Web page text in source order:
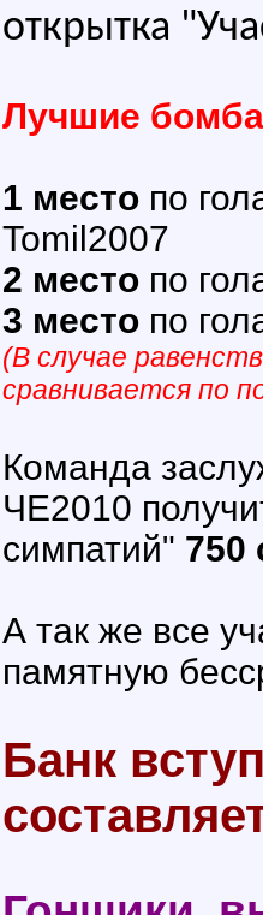
открытка
Лучшие
1 место по
Tomil2007
2 место по
3 место по
(В случае
сравнивается по
Команда
ЧЕ2010
симпатий" 750
А так же все
памятную
Банк